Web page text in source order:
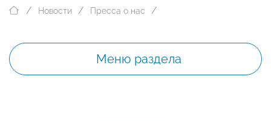
Новости Пресса о нас
Меню раздела